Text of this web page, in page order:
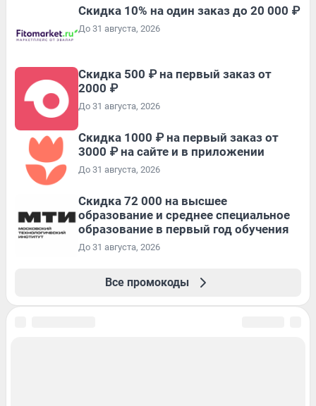
Скидка 10% на один заказ до 20 000 ₽
До 31 августа, 2026
Скидка 500 ₽ на первый заказ от
2000 ₽
До 31 августа, 2026
Скидка 1000 ₽ на первый заказ от
3000 ₽ на сайте и в приложении
До 31 августа, 2026
Скидка 72 000 на высшее
образование и среднее специальное
образование в первый год обучения
До 31 августа, 2026
Все промокоды